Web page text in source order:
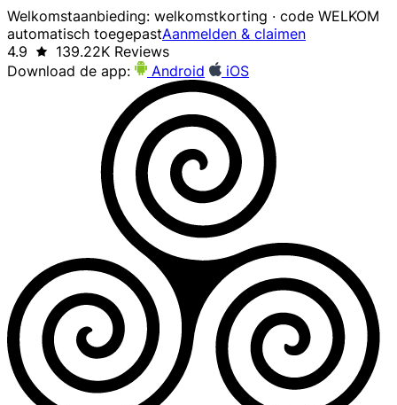
Welkomstaanbieding: welkomstkorting · code WELKOM
automatisch toegepastAanmelden & claimen
4.9
139.22K Reviews
Download de app:
Android iOS